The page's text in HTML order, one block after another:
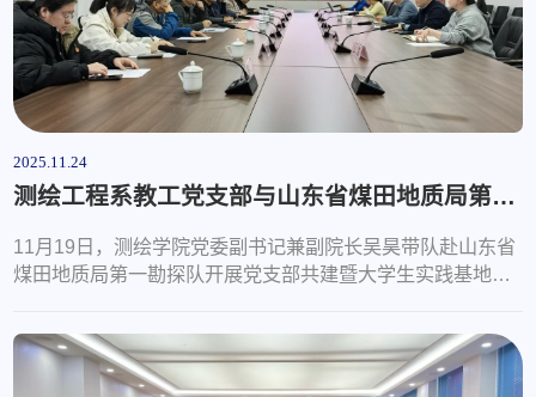
2025.11.24
测绘工程系教工党支部与山东省煤田地质局第一勘探队、青岛西海岸新区自然资源局开展党支部共建暨大学生实践基地揭牌活动
11月19日，测绘学院党委副书记兼副院长吴昊带队赴山东省
煤田地质局第一勘探队开展党支部共建暨大学生实践基地揭
地质矿产资源管理科科长李贵学，第一勘探队纪委书记李富
涛、第一勘探队海洋党支部书记臧浩、测绘工程系教工党支
部书记刘如飞及支部党员代表参加活动。活动伊始，三方党